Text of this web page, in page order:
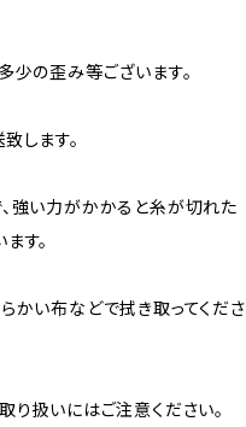
少の歪み等ございます。
します。
強い力がかかると糸が切れた
す。
かい布などで拭き取ってくださ
り扱いにはご注意ください。